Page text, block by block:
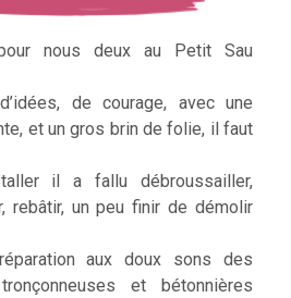
nous deux au Petit Sau
de courage, avec une
et un gros brin de folie, il faut
il a fallu débroussailler,
rebâtir, un peu finir de démolir
aux doux sons des
et bétonnières